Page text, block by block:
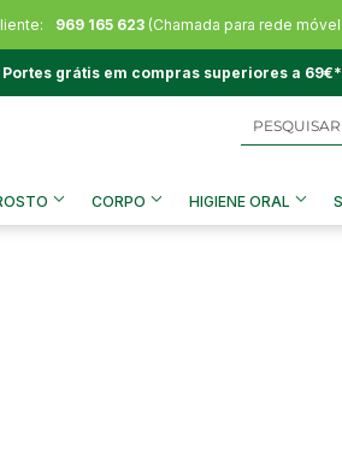
969 165 623(Chamada para rede
Portes grátis em compras superiores a
CORPO HIGIENE ORAL